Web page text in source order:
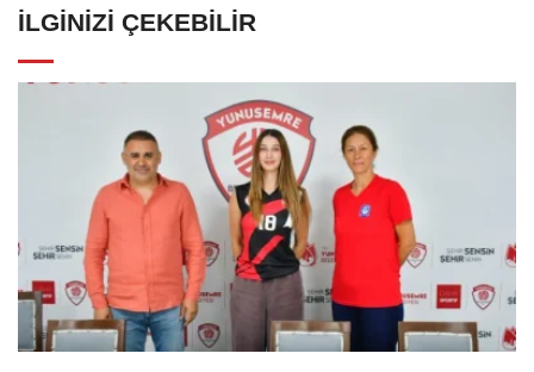
İLGINIZI ÇEKEBILIR